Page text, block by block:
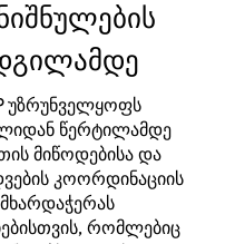
უზრუნველყოფს
წერტილამდე
მიწოდებისა და
კოორდინაციის
მხარდაჭერას
რომლებიც